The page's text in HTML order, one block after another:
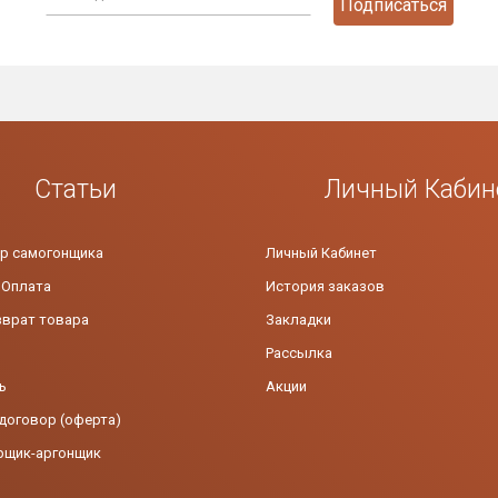
Подписаться
Статьи
самогонщика
товара
(оферта)
аргонщик
Личный
Личный Кабинет
История заказов
Закладки
Рассылка
Акции